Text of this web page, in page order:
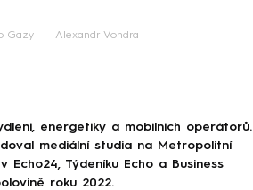
Gazy Alexandr Vondra
energetiky a mobilních operátorů.
mediální studia na Metropolitní
Týdeníku Echo a Business
roku 2022.